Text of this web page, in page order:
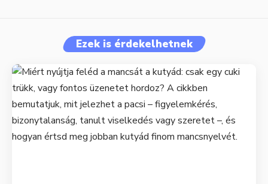
Ezek is érdekelhetnek